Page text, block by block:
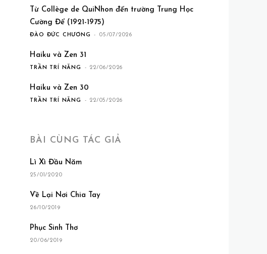
Từ Collège de QuiNhon đến trường Trung Học
Cường Để (1921-1975)
ĐÀO ĐỨC CHƯƠNG - 05/07/2026
Haiku và Zen 31
TRẦN TRÍ NĂNG - 22/06/2026
Haiku và Zen 30
TRẦN TRÍ NĂNG - 22/05/2026
BÀI CÙNG TÁC GIẢ
Lì Xì Đầu Năm
25/01/2020
Về Lại Nơi Chia Tay
26/10/2019
Phục Sinh Thơ
20/06/2019